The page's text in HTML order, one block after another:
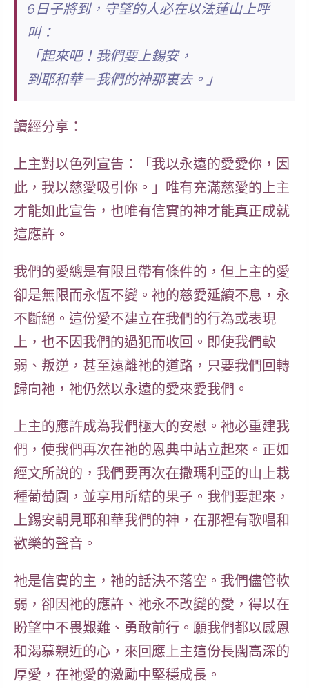
6日子將到，守望的人必在以法蓮山上呼
叫：
「起來吧！我們要上錫安，
到耶和華－我們的神那裏去。」
讀經分享：
上主對以色列宣告：「我以永遠的愛愛你，因
此，我以慈愛吸引你。」唯有充滿慈愛的上主
才能如此宣告，也唯有信實的神才能真正成就
這應許。
我們的愛總是有限且帶有條件的，但上主的愛
卻是無限而永恆不變。祂的慈愛延續不息，永
不斷絕。這份愛不建立在我們的行為或表現
上，也不因我們的過犯而收回。即使我們軟
弱、叛逆，甚至遠離祂的道路，只要我們回轉
歸向祂，祂仍然以永遠的愛來愛我們。
上主的應許成為我們極大的安慰。祂必重建我
們，使我們再次在祂的恩典中站立起來。正如
經文所說的，我們要再次在撒瑪利亞的山上栽
種葡萄園，並享用所結的果子。我們要起來，
上錫安朝見耶和華我們的神，在那裡有歌唱和
歡樂的聲音。
祂是信實的主，祂的話決不落空。我們儘管軟
弱，卻因祂的應許、祂永不改變的愛，得以在
盼望中不畏艱難、勇敢前行。願我們都以感恩
和渴慕親近的心，來回應上主這份長闊高深的
厚愛，在祂愛的激勵中堅穩成長。